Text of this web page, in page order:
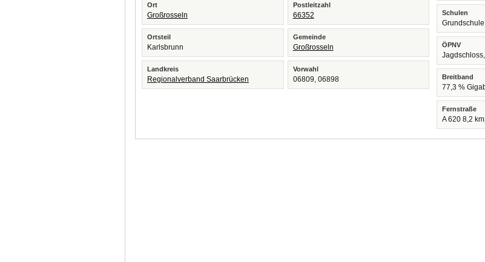
Ort
Großrosseln
Postleitzahl
66352
Ortsteil
Karlsbrunn
Gemeinde
Großrosseln
Landkreis
Regionalverband Saarbrücken
Vorwahl
06809, 06898
Schulen
ÖPNV
Breitband
77,3 %
Fernstraße
A 620 8,2